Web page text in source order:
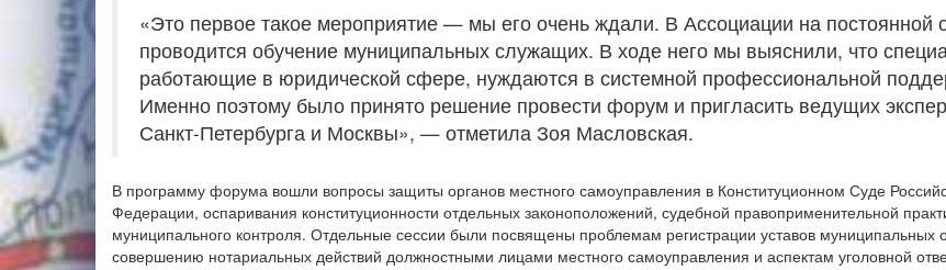
«Это первое такое мероприятие — мы его очень ждали. В Ассоциации на постоянной
проводится обучение муниципальных служащих. В ходе него мы выяснили, что
работающие в юридической сфере, нуждаются в системной профессиональной
Именно поэтому было принято решение провести форум и пригласить ведущих
Санкт-Петербурга и Москвы», — отметила Зоя Масловская.
В программу форума вошли вопросы защиты органов местного самоуправления в Конституционном Суде
Федерации, оспаривания конституционности отдельных законоположений, судебной правоприменительной
муниципального контроля. Отдельные сессии были посвящены проблемам регистрации уставов муниципальных
совершению нотариальных действий должностными лицами местного самоуправления и аспектам уголовной